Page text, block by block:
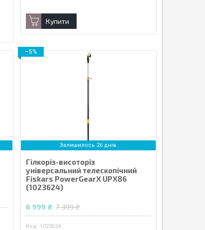
Купити
–5%
Залишилось 26 днів
Гілкоріз-висоторіз
універсальний телескопічний
Fiskars PowerGearX UPX86
(1023624)
6 999 ₴ 7 399 ₴
1023624